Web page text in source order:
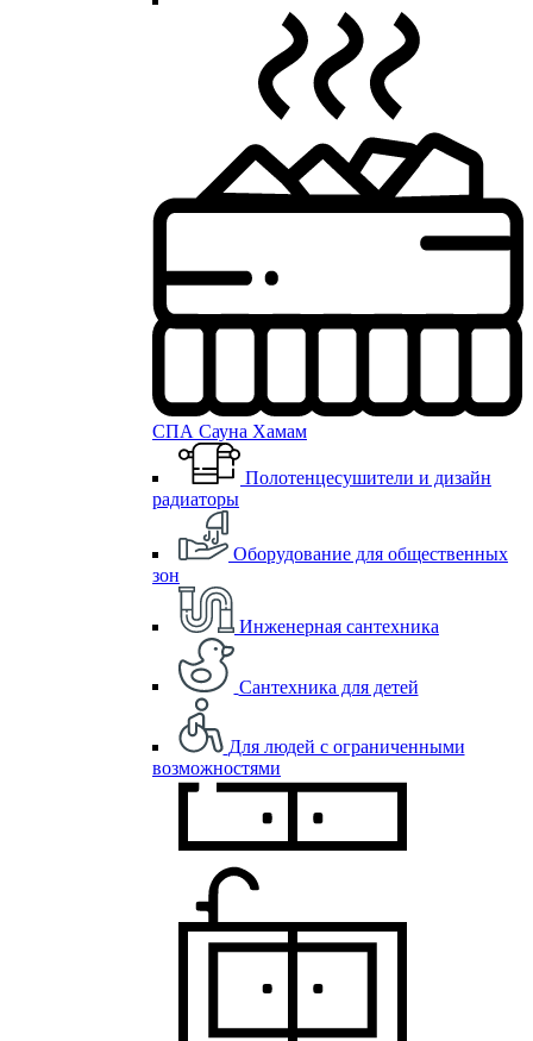
СПА Сауна Хамам
Полотенцесушители и дизайн
радиаторы
Оборудование для общественных
зон
Инженерная сантехника
Сантехника для детей
Для людей с ограниченными
возможностями